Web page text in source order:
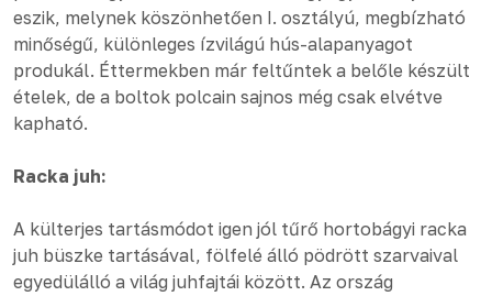
eszik, melynek köszönhetően I. osztályú, megbízható
minőségű, különleges ízvilágú hús-alapanyagot
produkál. Éttermekben már feltűntek a belőle készült
ételek, de a boltok polcain sajnos még csak elvétve
kapható.
Racka juh:
A külterjes tartásmódot igen jól tűrő hortobágyi racka
juh büszke tartásával, fölfelé álló pödrött szarvaival
egyedülálló a világ juhfajtái között. Az ország